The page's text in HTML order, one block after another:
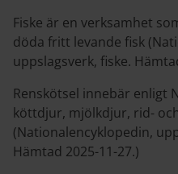
Fiske är en verksamhet
döda fritt levande fisk
uppslagsverk, fiske.
Renskötsel innebär enligt
köttdjur, mjölkdjur, rid-
(Nationalencyklopedin,
Hämtad 2025-11-27.)